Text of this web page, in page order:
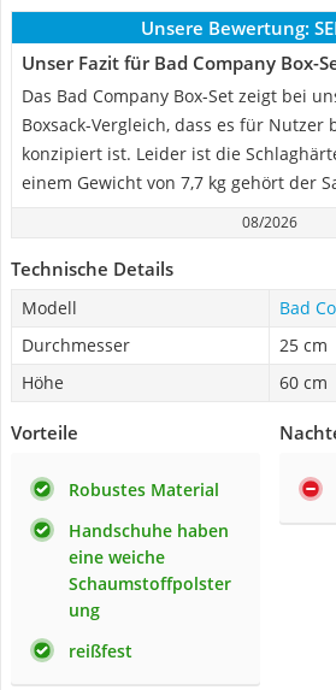
Unsere Bewertung:
Unser Fazit für Bad Company Box-
Das Bad Company Box-Set zeigt bei
Boxsack-Vergleich, dass es für Nutzer
konzipiert ist. Leider ist die
einem Gewicht von 7,7 kg gehört der
08/2026
Technische Details
Modell
Bad
Durchmesser
25 cm
Höhe
60 cm
Vorteile
Robustes Material
Handschuhe haben
eine weiche
Schaumstoffpolster
ung
reißfest